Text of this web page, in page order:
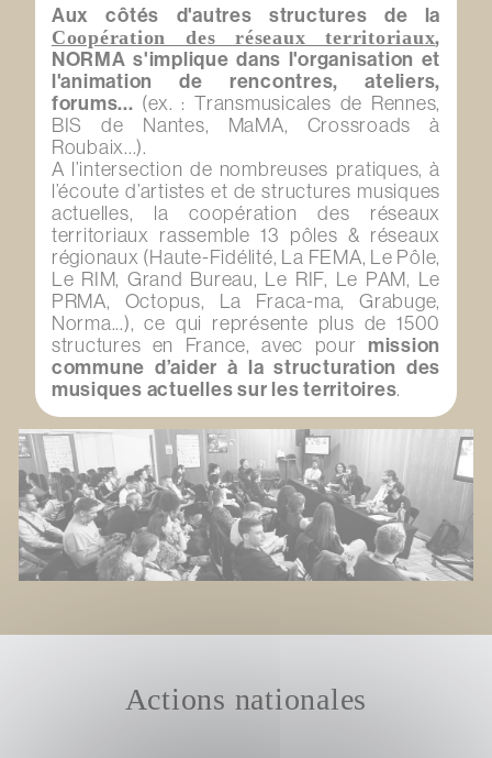
Aux côtés d'autres structures de la
Coopération des réseaux territoriaux,
NORMA s'implique dans l'organisation et
l'animation de rencontres, ateliers,
forums... (ex. : Transmusicales de Rennes,
BIS de Nantes, MaMA, Crossroads à
Roubaix...).
A l’intersection de nombreuses pratiques, à
l’écoute d’artistes et de structures musiques
actuelles, la coopération des réseaux
territoriaux rassemble 13 pôles & réseaux
régionaux (Haute-Fidélité, La FEMA, Le Pôle,
Le RIM, Grand Bureau, Le RIF, Le PAM, Le
PRMA, Octopus, La Fraca-ma, Grabuge,
Norma...), ce qui représente plus de 1500
structures en France, avec pour mission
commune d’aider à la structuration des
musiques actuelles sur les territoires.
Actions nationales